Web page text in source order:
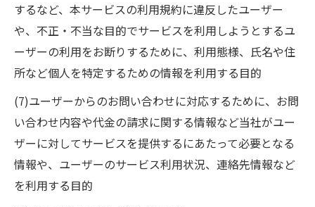
するなど、本サービスの利用規約に違反したユーザー
や、不正・不当な目的でサービスを利用しようとするユ
ーザーの利用をお断りするために、利用態様、氏名や住
所など個人を特定するための情報を利用する目的
(7)ユーザーからのお問い合わせに対応するために、お問
い合わせ内容や代金の請求に関する情報など当社がユー
ザーに対してサービスを提供するにあたって必要となる
情報や、ユーザーのサービス利用状況、連絡先情報など
を利用する目的